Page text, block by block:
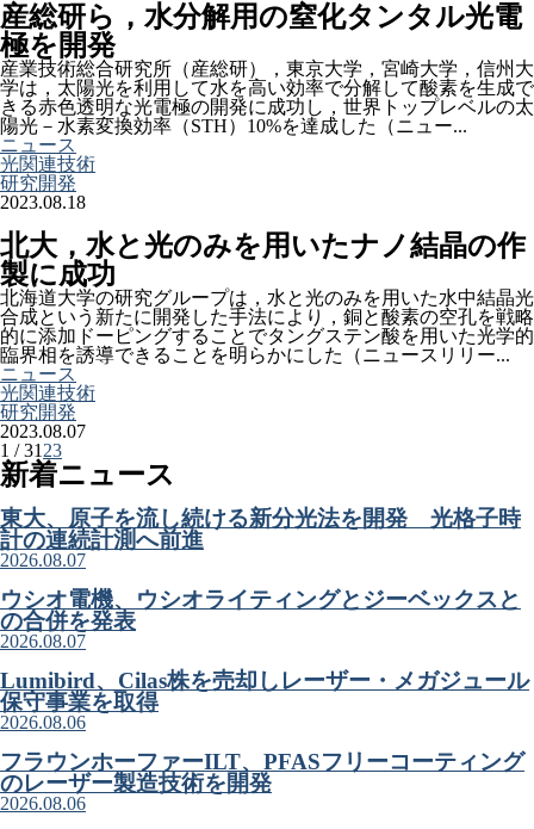
産総研ら，水分解用の窒化タンタル光電
極を開発
産業技術総合研究所（産総研），東京大学，宮崎大学，信州大
学は，太陽光を利用して水を高い効率で分解して酸素を生成で
きる赤色透明な光電極の開発に成功し，世界トップレベルの太
陽光－水素変換効率（STH）10%を達成した（ニュー...
ニュース
光関連技術
研究開発
2023.08.18
北大，水と光のみを用いたナノ結晶の作
製に成功
北海道大学の研究グループは，水と光のみを用いた水中結晶光
合成という新たに開発した手法により，銅と酸素の空孔を戦略
的に添加ドーピングすることでタングステン酸を用いた光学的
臨界相を誘導できることを明らかにした（ニュースリリー...
ニュース
光関連技術
研究開発
2023.08.07
1 / 31 23
新着ニュース
東大、原子を流し続ける新分光法を開発 光格子時
計の連続計測へ前進
2026.08.07
ウシオ電機、ウシオライティングとジーベックスと
の合併を発表
2026.08.07
Lumibird、Cilas株を売却しレーザー・メガジュール
保守事業を取得
2026.08.06
フラウンホーファーILT、PFASフリーコーティング
のレーザー製造技術を開発
2026.08.06